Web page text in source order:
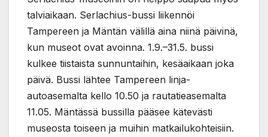
talviaikaan. Serlachius-bussi liikennöi
Tampereen ja Mäntän välillä aina niinä päivinä,
kun museot ovat avoinna. 1.9.–31.5. bussi
kulkee tiistaista sunnuntaihin, kesäaikaan joka
päivä. Bussi lähtee Tampereen linja-
autoasemalta kello 10.50 ja rautatieasemalta
11.05. Mäntässä bussilla pääsee kätevästi
museosta toiseen ja muihin matkailukohteisiin.